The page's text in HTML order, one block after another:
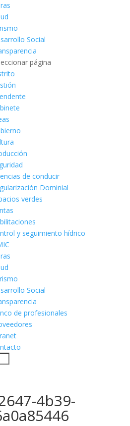
Social
página
de conducir
Dominial
verdes
y seguimiento hídrico
Social
de profesionales
4b39-